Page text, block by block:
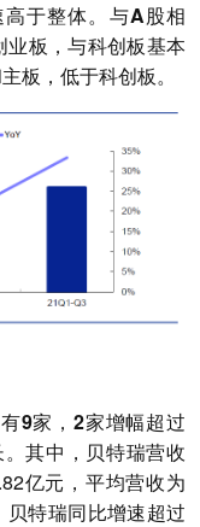
于整体。 与A股相
业板，与科创板基本
板，低于科创板。
9家，2家增幅超过
。其中，贝特瑞营收
亿元，平均营收为
特瑞同比增速超过